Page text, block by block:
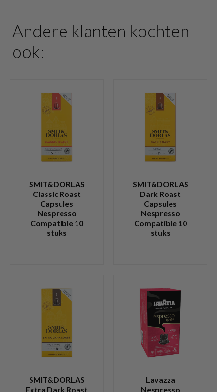
Andere klanten kochten
ook:
SMIT&DORLAS
Classic Roast
Capsules
Nespresso
Compatible 10
stuks
SMIT&DORLAS
Dark Roast
Capsules
Nespresso
Compatible 10
stuks
SMIT&DORLAS
Extra Dark Roast
Lavazza
Nespresso